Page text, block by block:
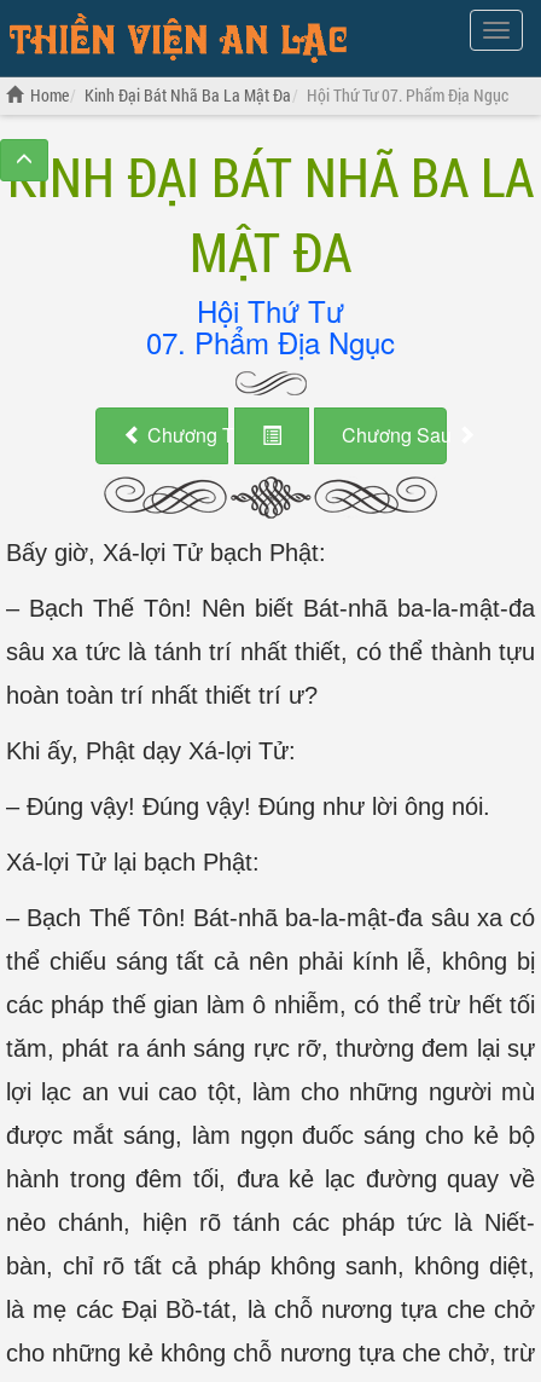
Show
Menu
Home Kinh Đại Bát Nhã Ba La Mật Đa Hội Thứ Tư 07. Phẩm Địa Ngục
KINH ĐẠI BÁT NHÃ BA LA
MẬT ĐA
Hội Thứ Tư
07. Phẩm Địa Ngục
Chương Trước Chương Sau
Bấy giờ, Xá-lợi Tử bạch Phật:
– Bạch Thế Tôn! Nên biết Bát-nhã ba-la-mật-đa
sâu xa tức là tánh trí nhất thiết, có thể thành tựu
hoàn toàn trí nhất thiết trí ư?
Khi ấy, Phật dạy Xá-lợi Tử:
– Đúng vậy! Đúng vậy! Đúng như lời ông nói.
Xá-lợi Tử lại bạch Phật:
– Bạch Thế Tôn! Bát-nhã ba-la-mật-đa sâu xa có
thể chiếu sáng tất cả nên phải kính lễ, không bị
các pháp thế gian làm ô nhiễm, có thể trừ hết tối
tăm, phát ra ánh sáng rực rỡ, thường đem lại sự
lợi lạc an vui cao tột, làm cho những người mù
được mắt sáng, làm ngọn đuốc sáng cho kẻ bộ
hành trong đêm tối, đưa kẻ lạc đường quay về
nẻo chánh, hiện rõ tánh các pháp tức là Niết-
bàn, chỉ rõ tất cả pháp không sanh, không diệt,
là mẹ các Đại Bồ-tát, là chỗ nương tựa che chở
cho những kẻ không chỗ nương tựa che chở, trừ